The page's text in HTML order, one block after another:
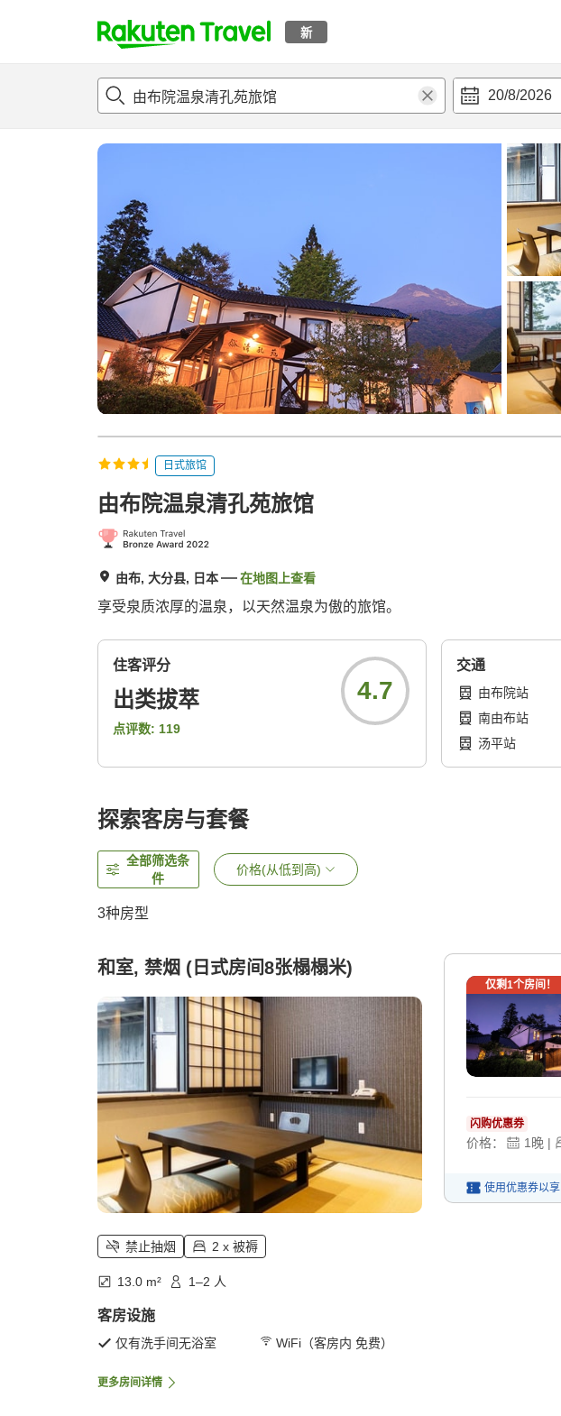
新
t
p
a
e
a
r
c
h
20/8/2026
概况 客房及住宿套餐评论设施
日式旅馆
由布院温泉清孔苑旅馆
由布, 大分县, 日本 在地图上查看
享受泉质浓厚的温泉，以天然温泉为傲的旅馆。
住客评分
出类拔萃
点评数: 119
4.7
交通
由布院站
南由布站
汤平站
探索客房与套餐
全部筛选条
件
价格(从低到高)
3种房型
和室, 禁烟 (日式房间8张榻榻米)
禁止抽烟 2 x 被褥
13.0 m² 1–2 人
客房设施
仅有洗手间无浴室 WiFi（客房内 免费）
更多房间详情
仅剩1个房间！
闪购优惠券
价格： 1晚 |
使用优惠券以享